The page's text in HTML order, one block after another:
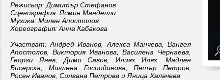
Режисьор: Димитър Стефанов
Сценография: Ясмин Манделли
Музика: Милен Апостолов
Хореография: Анна Кабакова
Участват: Андрей Иванов, Алекса Манчева, Вангел
Апостолов, Виктория Иванова, Василена Чернаева,
Георги Янев, Димо Савов, Илияз Иляз, Мадлен
Бисерска, Миглена Господинова, Петър Петров,
Росен Иванов, Силвана Петрова и Яница Халачева